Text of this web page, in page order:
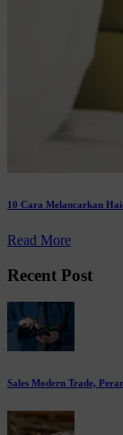
10 Cara Melancarkan
Read More
Recent Post
Sales Modern Trade,